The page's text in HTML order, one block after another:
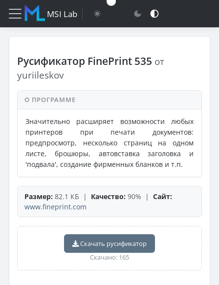
MSI Lab
Русификатор FinePrint 535 от
yuriileskov
О ПРОГРАММЕ
Значительно расширяет возможности любых
принтеров при печати документов:
предпросмотр, несколько страниц на одном
листе, брошюры, автовставка заголовка и
'подвала', создание фирменных бланков и т.п.
Размер: 82.1 КБ | Качество: 90% | Сайт:
www.fineprint.com
Скачать русификатор
Скачано: 165